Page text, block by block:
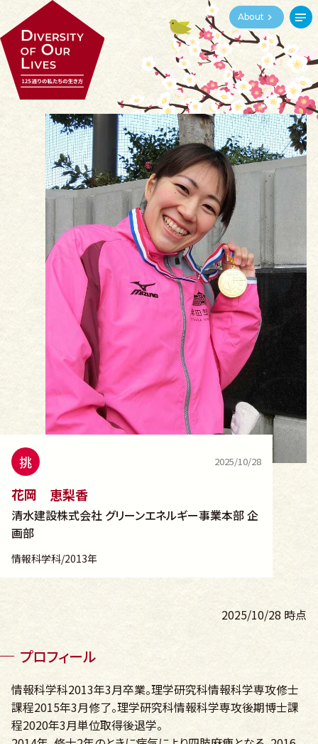
挑 2025/10/28
花岡 恵梨香
清水建設株式会社 グリーンエネルギー事業本部 企
画部
情報科学科/2013年
2025/10/28 時点
プロフィール
情報科学科2013年3月卒業。理学研究科情報科学専攻修士
課程2015年3月修了。理学研究科情報科学専攻後期博士課
程2020年3月単位取得後退学。
About
育む 起 究める 挑む 支える
商う 拓 創 る 造る 聴く
調べる 編む 表す 伝
癒 結ぶ